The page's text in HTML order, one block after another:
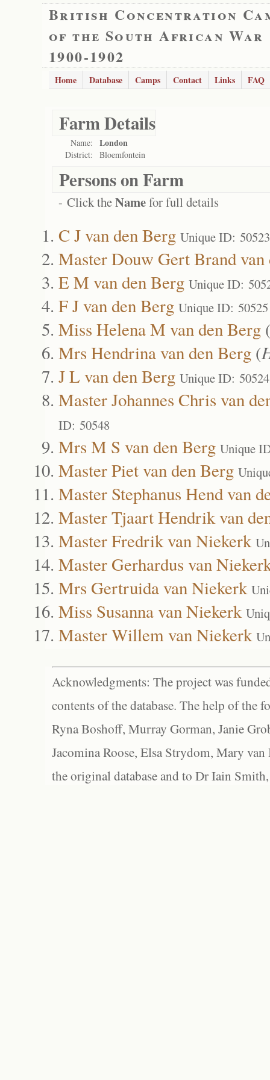
British Concentration
of the South African War
1900-1902
Home Database Camps Contact Links FAQ
Farm Details
Name: London
District: Bloemfontein
Persons on Farm
- Click theNamefor full details
C J van den Berg Unique ID: 50523
Master Douw Gert Brand van
E M van den Berg Unique ID:
F J van den Berg Unique ID: 50525
Miss Helena M van den Berg
Mrs Hendrina van den Berg (
J L van den Berg Unique ID: 50524
Master Johannes Chris van
ID: 50548
Mrs M S van den Berg Unique
Master Piet van den Berg
Master Stephanus Hend van
Master Tjaart Hendrik van
Master Fredrik van Niekerk
Master Gerhardus van
Mrs Gertruida van Niekerk
Miss Susanna van Niekerk
Master Willem van Niekerk
Acknowledgments: The project was
contents of the database. The help of the
Ryna Boshoff, Murray Gorman, Janie
Jacomina Roose, Elsa Strydom, Mary
the original database and to Dr Iain